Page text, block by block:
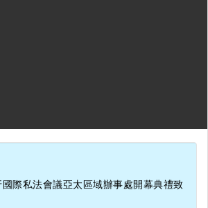
際私法會議亞太區域辦事處開幕典禮致